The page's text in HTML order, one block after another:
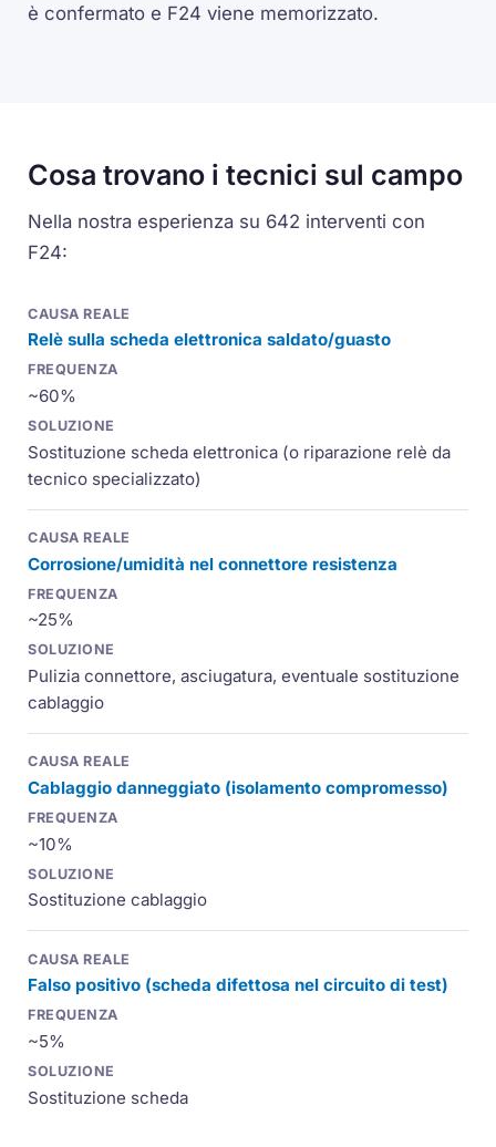
è confermato e F24 viene memorizzato.
Cosa trovano i tecnici sul campo
Nella nostra esperienza su 642 interventi con
F24:
Relè sulla scheda elettronica saldato/guasto
~60%
Sostituzione scheda elettronica (o riparazione relè da
tecnico specializzato)
Corrosione/umidità nel connettore resistenza
~25%
Pulizia connettore, asciugatura, eventuale sostituzione
cablaggio
Cablaggio danneggiato (isolamento compromesso)
~10%
Sostituzione cablaggio
Falso positivo (scheda difettosa nel circuito di test)
~5%
Sostituzione scheda